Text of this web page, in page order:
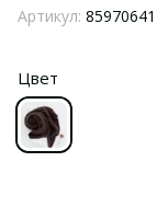
Артикул: 85970641
Цвет